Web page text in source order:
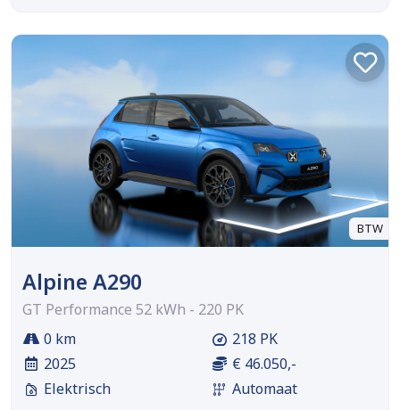
BTW
Alpine A290
GT Performance 52 kWh - 220 PK
0 km
2025
Elektrisch
218 PK
€ 46.050,-
Automaat